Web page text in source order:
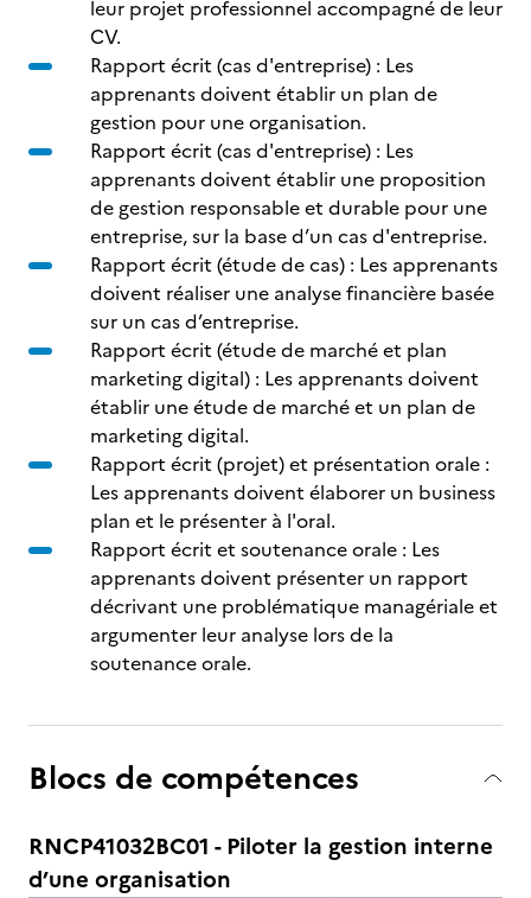
leur projet professionnel accompagné de leur
CV.
Rapport écrit (cas d'entreprise) : Les
apprenants doivent établir un plan de
gestion pour une organisation.
Rapport écrit (cas d'entreprise) : Les
apprenants doivent établir une proposition
de gestion responsable et durable pour une
entreprise, sur la base d’un cas d'entreprise.
Rapport écrit (étude de cas) : Les apprenants
doivent réaliser une analyse financière basée
sur un cas d’entreprise.
Rapport écrit (étude de marché et plan
marketing digital) : Les apprenants doivent
établir une étude de marché et un plan de
marketing digital.
Rapport écrit (projet) et présentation orale :
Les apprenants doivent élaborer un business
plan et le présenter à l'oral.
Rapport écrit et soutenance orale : Les
apprenants doivent présenter un rapport
décrivant une problématique managériale et
argumenter leur analyse lors de la
soutenance orale.
Blocs de compétences
RNCP41032BC01 - Piloter la gestion interne
d’une organisation